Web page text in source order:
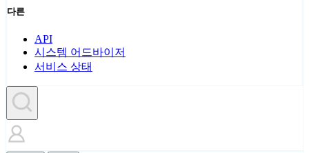
다른
API
시스템 어드바이저
서비스 상태